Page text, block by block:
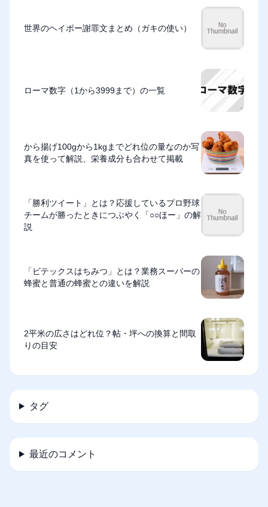
世界のヘイポー謝罪文まとめ（ガキの使い）
ローマ数字（1から3999まで）の一覧
から揚げ100gから1kgまでどれ位の量なのか写
真を使って解説、栄養成分も合わせて掲載
「勝利ツイート」とは？応援しているプロ野球
チームが勝ったときにつぶやく「○○ほー」の解
説
「ビテックスはちみつ」とは？業務スーパーの
蜂蜜と普通の蜂蜜との違いを解説
2平米の広さはどれ位？帖・坪への換算と間取
りの目安
タグ
最近のコメント